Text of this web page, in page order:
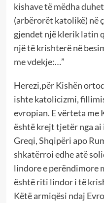
kishave të mëdha
(arbërorët katolikë) në
gjendet një klerik latin
një të krishterë në
me vdekje:…”
Herezi,për Kishën
ishte katolicizmi,
evropian. E vërteta me
është krejt tjetër nga
Greqi, Shqipëri apo
shkatërroi edhe atë
lindore e perëndimore
është riti lindor i të
Këtë armiqësi ndaj